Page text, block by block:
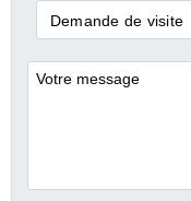
Demande
*
Demande de visite
Commentaires